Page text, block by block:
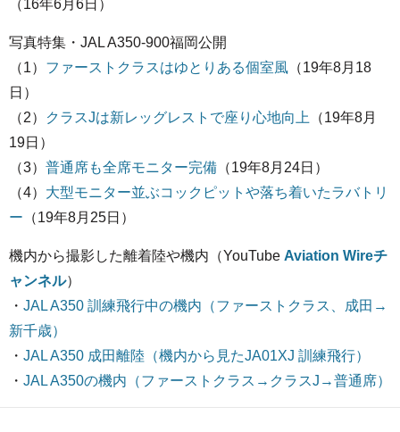
（16年6月6日）
写真特集・JAL A350-900福岡公開
（1） ファーストクラスはゆとりある個室風 （19年8月18
日）
（2）
クラスJは新レッグレストで座り心地向上
（19年8月
19日）
（3） 普通席も全席モニター完備 （19年8月24日）
（4） 大型モニター並ぶコックピットや落ち着いたラバトリ
ー （19年8月25日）
機内から撮影した離着陸や機内（YouTube Aviation Wireチ
ャンネル）
・ JAL A350 訓練飛行中の機内（ファーストクラス、成田→
新千歳）
・ JAL A350 成田離陸（機内から見たJA01XJ 訓練飛行）
・ JAL A350の機内（ファーストクラス→クラスJ→普通席）